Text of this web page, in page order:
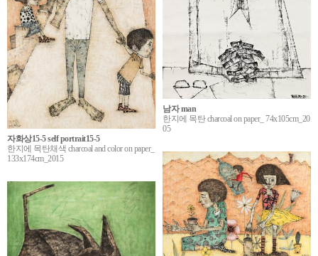
남자 man
한지에 목탄 charcoal on paper_ 74x105cm_20
05
자화상15-5 self portrait15-5
한지에 목탄채색 charcoal and color on paper_
133x174cm_2015